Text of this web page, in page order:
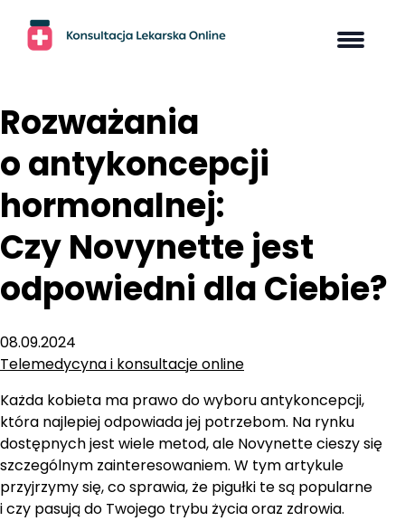
content
Rozważania
o antykoncepcji
hormonalnej:
Czy Novynette jest
odpowiedni dla Ciebie?
08.09.2024
Telemedycyna i konsultacje online
Każda kobieta ma prawo do wyboru antykoncepcji,
która najlepiej odpowiada jej potrzebom. Na rynku
dostępnych jest wiele metod, ale Novynette cieszy się
szczególnym zainteresowaniem. W tym artykule
przyjrzymy się, co sprawia, że pigułki te są popularne
i czy pasują do Twojego trybu życia oraz zdrowia.